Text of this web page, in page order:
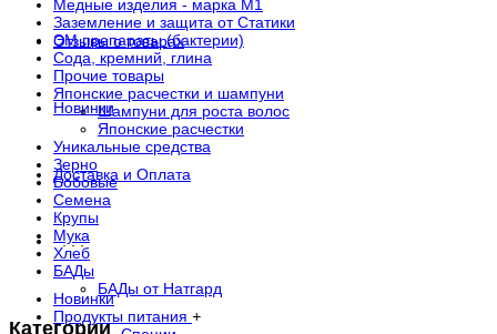
Отзывы о товарах
Новинки
Доставка и Оплата
. . .
Новинки
Продукты питания +
Медные изделия - марка М1
Заземление и защита от Статики
ЭМ препараты (бактерии)
Сода, кремний, глина
Прочие товары
Японские расчестки и шампуни
Шампуни для роста волос
Японские расчестки
Уникальные средства
Зерно
Бобовые
Семена
Крупы
Мука
Хлеб
БАДы
БАДы от Натгард
Категории